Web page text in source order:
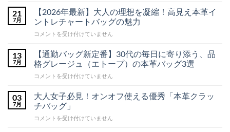
男
を
格
上
る。
ブ
ッ
本
革
シ
ョ
ル
ト
は
ま
だ
せ
21
7月
【2026年最新】大人の理想を凝縮！高見え本革イ
ントレチャートバッグの魅力
【2026
新】
大
人
理
想
を
凝
コメントを受け付けていません
13
7月
【通勤バッグ新定番】30代の毎日に寄り添う、品
格グレージュ（エトープ）の本革バッグ3選
【通
バ
ッ
グ
新
コメントを受け付けていません
03
7月
大人女子必見！オンオフ使える優秀「本革クラッ
チバッグ」
大
コメントを受け付けていません